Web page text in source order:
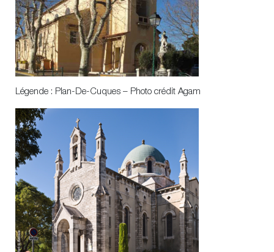
Légende : Plan-De-Cuques – Photo crédit Agam